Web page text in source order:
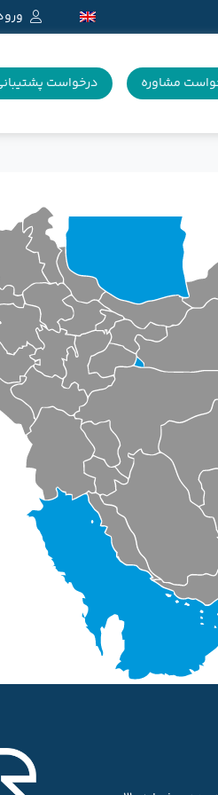
مشاوره درخواست